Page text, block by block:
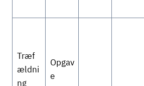
Træf
ældni
ng
Opgav
e